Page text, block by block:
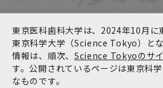
基本理念・沿革
基本理念・沿革トップ
東京医科歯科大学の特色
大学案内
学部受験生向け「大学案内」
学生生活トップ
Science Tokyo SPRING (医
教育研究組織等
教育研究組織等トップ
大学病院
東京医科歯科大学は、2024年10月に
東京科学大学（Science Tokyo）と
情報は、順次、 Science Tokyoのサ
す。公開されているページは東京科
なものです。